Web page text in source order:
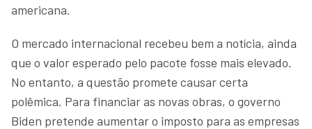
americana.
O mercado internacional recebeu bem a notícia, ainda
que o valor esperado pelo pacote fosse mais elevado.
No entanto, a questão promete causar certa
polêmica. Para financiar as novas obras, o governo
Biden pretende aumentar o imposto para as empresas